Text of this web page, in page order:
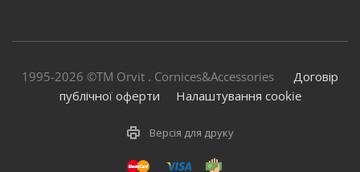
1995-2026 ©TM Orvit . Cornices&Accessories Договір
публічної оферти
Налаштування cookie
Версія для друку